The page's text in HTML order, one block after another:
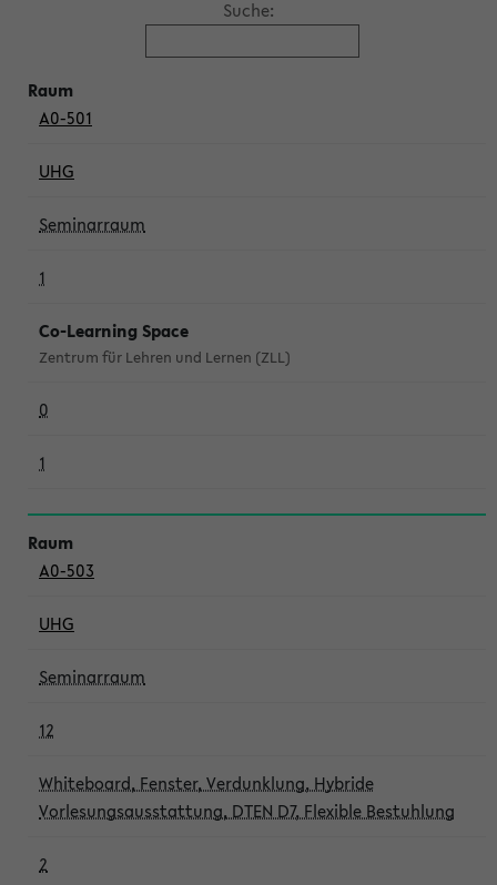
Suche:
A0-501
UHG
Seminarraum
1
Co-Learning Space
Zentrum für Lehren und Lernen (ZLL)
0
1
A0-503
UHG
Seminarraum
12
Whiteboard, Fenster, Verdunklung, Hybride
Vorlesungsausstattung, DTEN D7, Flexible Bestuhlung
2